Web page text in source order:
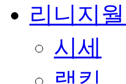
리니지
시세